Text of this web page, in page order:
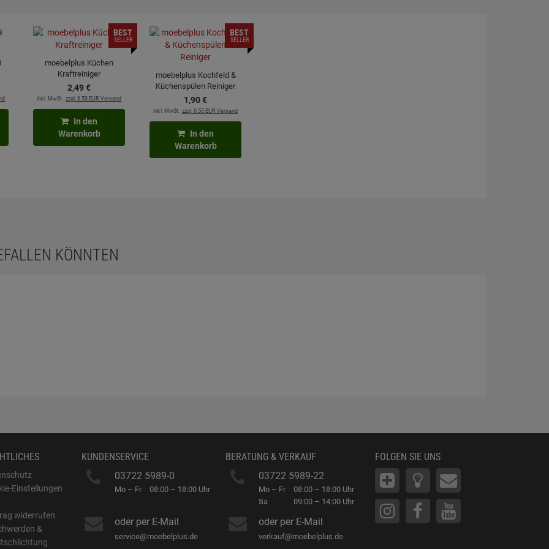
moebelplus Küchen
Kraftreiniger
2,49€
inkl. MwSt. zzgl. 6.50 EUR Versand
BEST
SELLER
In den
Warenkorb
moebelplus Kochfeld &
Küchenspülen Reiniger
1,90€
inkl. MwSt. zzgl. 6.50 EUR Versand
BEST
SELLER
In den
Warenkorb
KÖNNTEN
Einstellungen
widerrufen
&
KUNDENSERVICE
03722 5989-0
Mo – Fr 08:00 – 18:00 Uhr
oder per E-Mail
service@moebelplus.de
BERATUNG & VERKAUF
03722 5989-22
Mo – Fr
Sa
08:00 – 18:00 Uhr
09:00 – 14:00 Uhr
oder per E-Mail
verkauf@moebelplus.de
FOLGEN SIE UNS